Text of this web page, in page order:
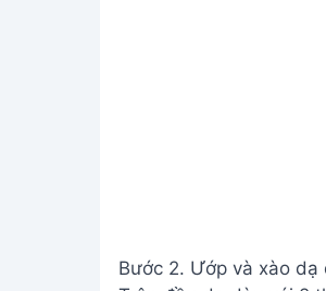
Bước 2. Ướp và xào dạ